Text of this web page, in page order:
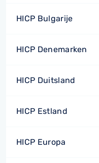
HICP Bulgarije
HICP Denemarken
HICP Duitsland
HICP Estland
HICP Europa